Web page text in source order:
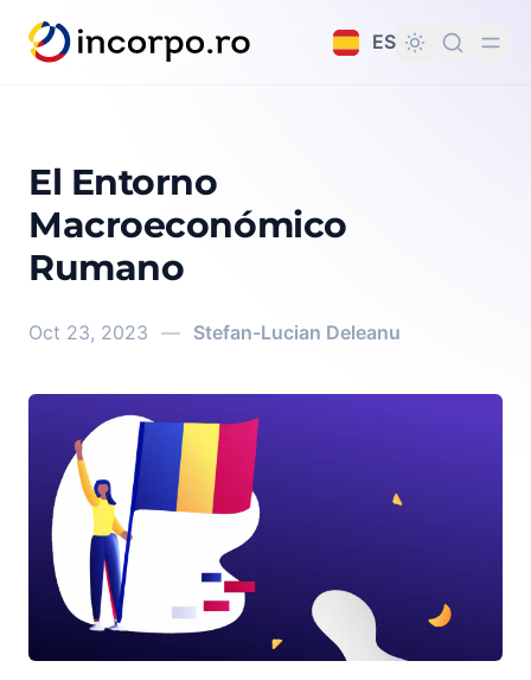
principal
ES
El Entorno
Macroeconómico
Rumano
Oct 23, 2023 — Stefan-Lucian Deleanu